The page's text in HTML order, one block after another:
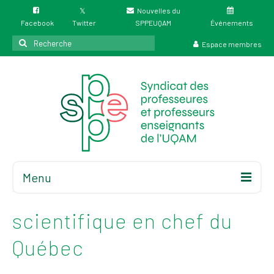
Facebook Twitter
Nouvelles du
SPPEUQAM
Événements
Rechercher
:
Espace membres
Menu
scientifique en chef du
Québec